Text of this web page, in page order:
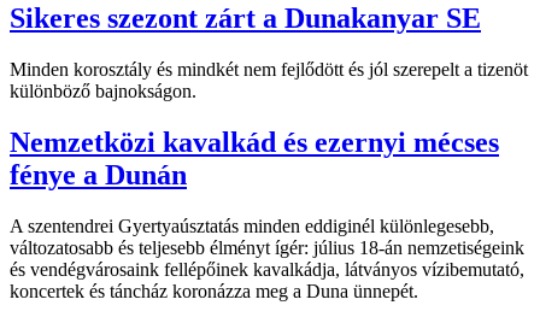
Sikeres szezont zárt a Dunakanyar SE
Minden korosztály és mindkét nem fejlődött és jól szerepelt a tizenöt
különböző bajnokságon.
Nemzetközi kavalkád és ezernyi mécses
fénye a Dunán
A szentendrei Gyertyaúsztatás minden eddiginél különlegesebb,
változatosabb és teljesebb élményt ígér: július 18-án nemzetiségeink
és vendégvárosaink fellépőinek kavalkádja, látványos vízibemutató,
koncertek és táncház koronázza meg a Duna ünnepét.